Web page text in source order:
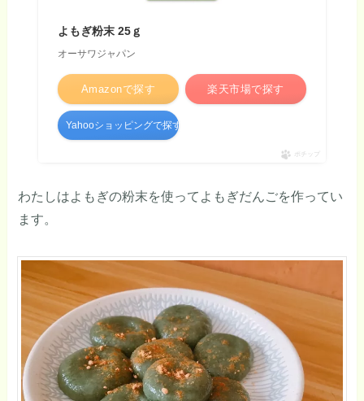
よもぎ粉末 25ｇ
オーサワジャパン
Amazonで探す 楽天市場で探す
Yahooショッピングで探す
ポチップ
わたしはよもぎの粉末を使ってよもぎだんごを作ってい
ます。